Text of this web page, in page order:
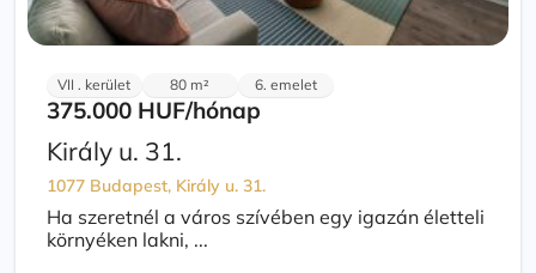
VII . kerület 80 m² 6. emelet
375.000 HUF/hónap
Király u. 31.
1077 Budapest, Király u. 31.
Ha szeretnél a város szívében egy igazán életteli
környéken lakni, ...